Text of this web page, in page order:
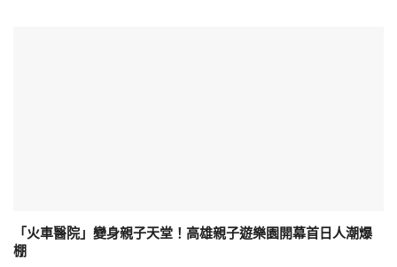
「火車醫院」變身親子天堂！高雄親子遊樂園開幕首日人潮爆
棚